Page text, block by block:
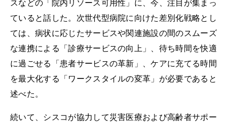
スなどの「院内リソース可用性」に、今、注目が集まっ
ていると話した。次世代型病院に向けた差別化戦略とし
ては、病状に応じたサービスや関連施設の間のスムーズ
な連携による「診療サービスの向上」、待ち時間を快適
に過ごせる「患者サービスの革新」、ケアに充てる時間
を最大化する「ワークスタイルの変革」が必要であると
述べた。
続いて、シスコが協力して災害医療および高齢者サポー